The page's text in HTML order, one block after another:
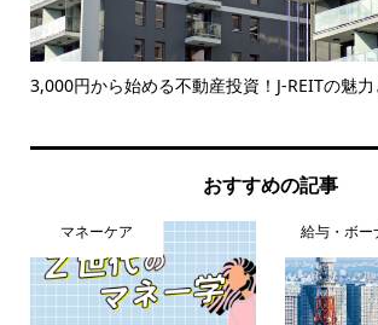
3,000円から始める不動産投資！J-REITの魅
おすすめの記事
マネーケア 給与・ボー